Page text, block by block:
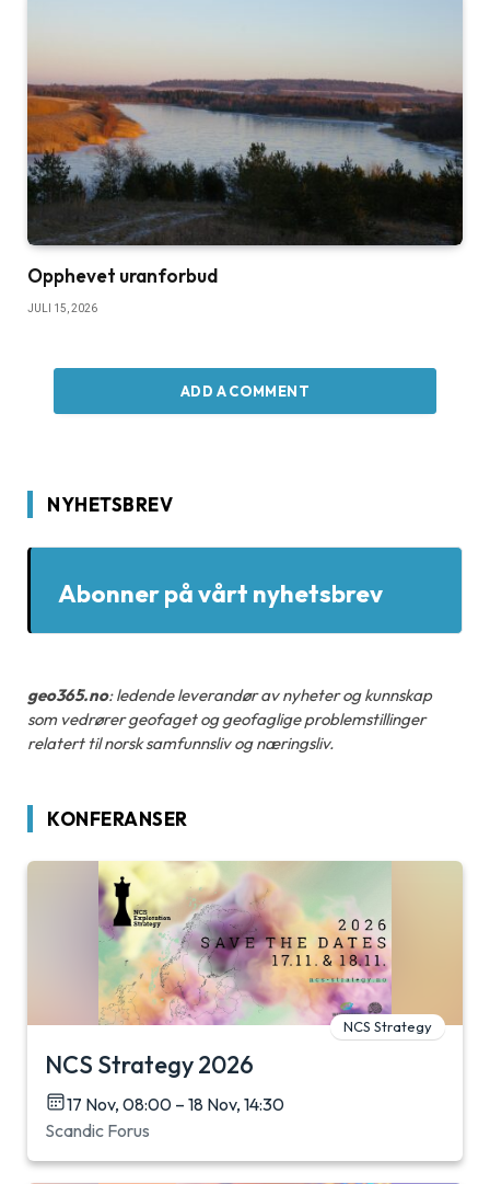
Opphevet uranforbud
JULI 15, 2026
ADD A COMMENT
NYHETSBREV
Abonner på vårt nyhetsbrev
geo365.no: ledende leverandør av nyheter og kunnskap
som vedrører geofaget og geofaglige problemstillinger
relatert til norsk samfunnsliv og næringsliv.
KONFERANSER
NCS Strategy
NCS Strategy 2026
17 Nov, 08:00 – 18 Nov, 14:30
Scandic Forus